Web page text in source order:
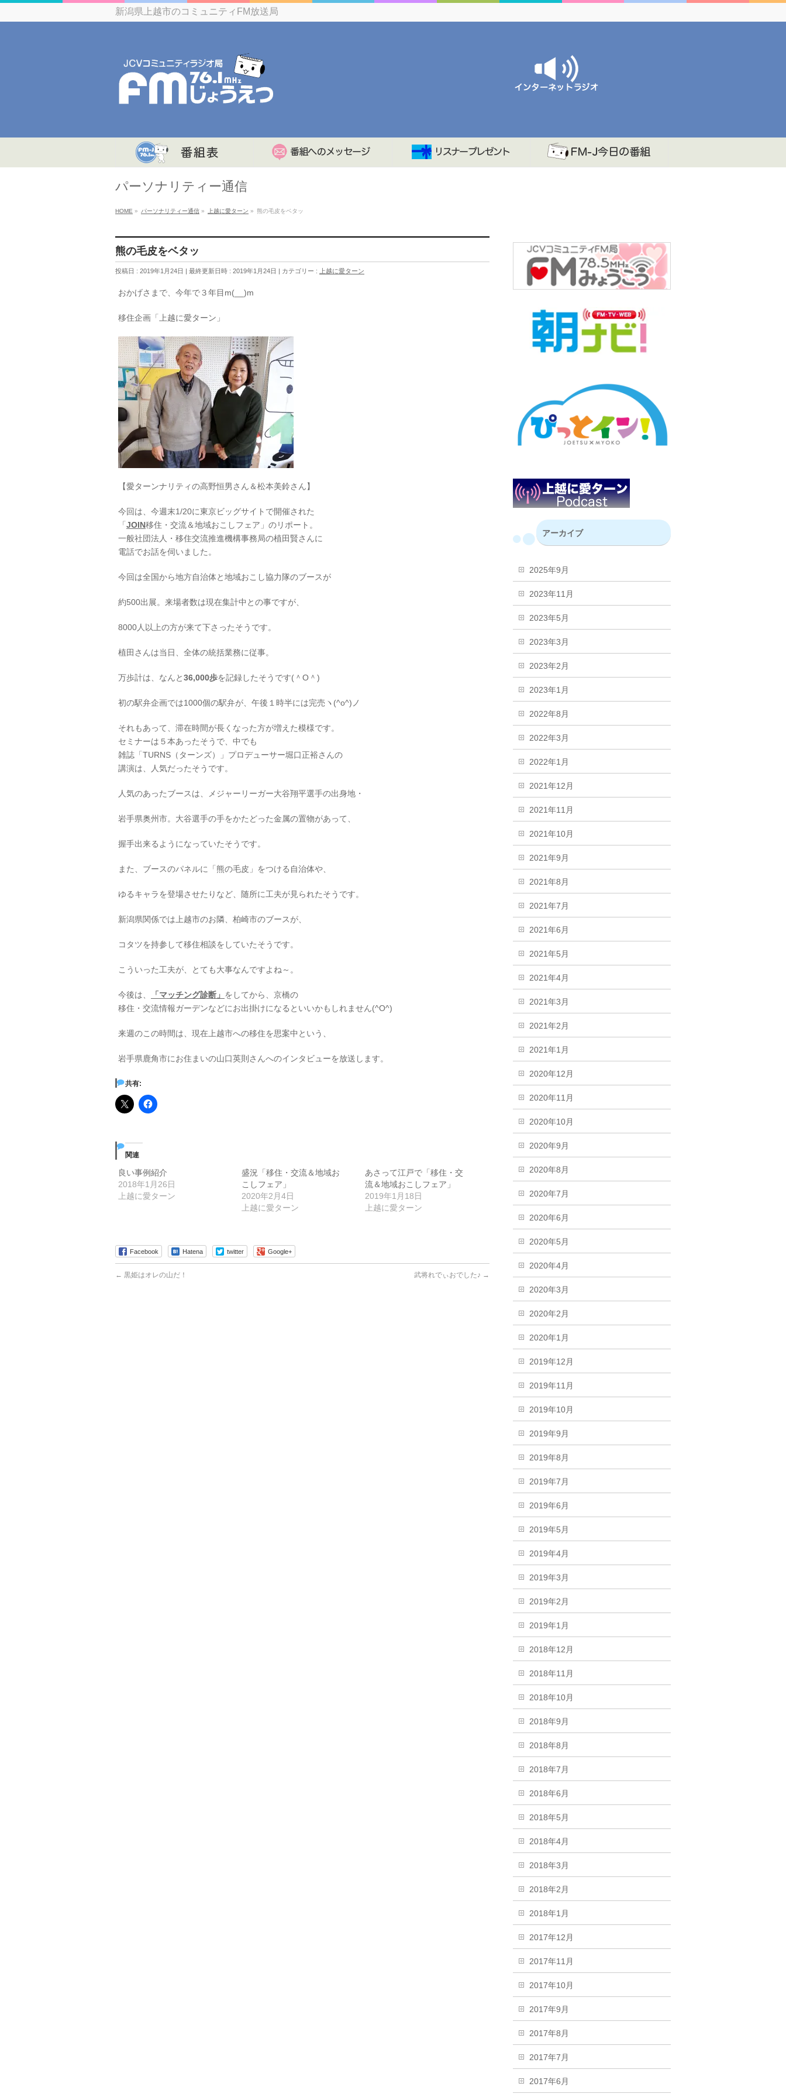
新潟県上越市のコミュニティFM放送局
パーソナリティー通信
HOME » パーソナリティー通信 » 上越に愛ターン » 熊の毛皮をベタッ
熊の毛皮をベタッ
投稿日 : 2019年1月24日 最終更新日時 : 2019年1月24日 カテゴリー : 上越に愛ターン
おかげさまで、今年で３年目m(__)m
移住企画「上越に愛ターン」
【愛ターンナリティの高野恒男さん＆松本美鈴さん】
今回は、今週末1/20に東京ビッグサイトで開催された
「 JOIN移住・交流＆地域おこしフェア」のリポート。
一般社団法人・移住交流推進機構事務局の植田賢さんに
電話でお話を伺いました。
今回は全国から地方自治体と地域おこし協力隊のブースが
約500出展。来場者数は現在集計中との事ですが、
8000人以上の方が来て下さったそうです。
植田さんは当日、全体の統括業務に従事。
万歩計は、なんと36,000歩を記録したそうです(＾O＾)
初の駅弁企画では1000個の駅弁が、午後１時半には完売ヽ(^o^)ノ
それもあって、滞在時間が長くなった方が増えた模様です。
セミナーは５本あったそうで、中でも
雑誌「TURNS（ターンズ）」プロデューサー堀口正裕さんの
講演は、人気だったそうです。
人気のあったブースは、メジャーリーガー大谷翔平選手の出身地・
岩手県奥州市。大谷選手の手をかたどった金属の置物があって、
握手出来るようになっていたそうです。
また、ブースのパネルに「熊の毛皮」をつける自治体や、
ゆるキャラを登場させたりなど、随所に工夫が見られたそうです。
新潟県関係では上越市のお隣、柏崎市のブースが、
コタツを持参して移住相談をしていたそうです。
こういった工夫が、とても大事なんですよね～。
今後は、 「マッチング診断」 をしてから、京橋の
移住・交流情報ガーデンなどにお出掛けになるといいかもしれません(^O^)
来週のこの時間は、現在上越市への移住を思案中という、
岩手県鹿角市にお住まいの山口英則さんへのインタビューを放送します。
共有:
関連
良い事例紹介
2018年1月26日
上越に愛ターン
盛況「移住・交流＆地域お
こしフェア」
2020年2月4日
上越に愛ターン
あさって江戸で「移住・交
流＆地域おこしフェア」
2019年1月18日
上越に愛ターン
Facebook Hatena twitter Google+
← 黒姫はオレの山だ！ 武将れでぃおでした♪ →
アーカイブ
2025年9月
2023年11月
2023年5月
2023年3月
2023年2月
2023年1月
2022年8月
2022年3月
2022年1月
2021年12月
2021年11月
2021年10月
2021年9月
2021年8月
2021年7月
2021年6月
2021年5月
2021年4月
2021年3月
2021年2月
2021年1月
2020年12月
2020年11月
2020年10月
2020年9月
2020年8月
2020年7月
2020年6月
2020年5月
2020年4月
2020年3月
2020年2月
2020年1月
2019年12月
2019年11月
2019年10月
2019年9月
2019年8月
2019年7月
2019年6月
2019年5月
2019年4月
2019年3月
2019年2月
2019年1月
2018年12月
2018年11月
2018年10月
2018年9月
2018年8月
2018年7月
2018年6月
2018年5月
2018年4月
2018年3月
2018年2月
2018年1月
2017年12月
2017年11月
2017年10月
2017年9月
2017年8月
2017年7月
2017年6月